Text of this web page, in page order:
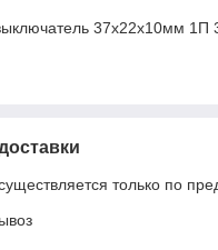
37х22х10мм 1П
только по